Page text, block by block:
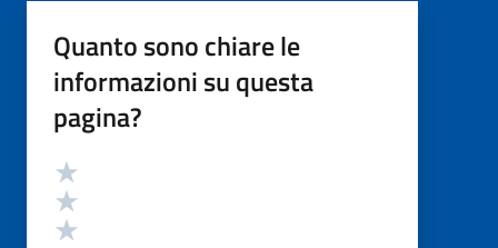
Quanto sono chiare le
informazioni su questa
pagina?
Valutazione